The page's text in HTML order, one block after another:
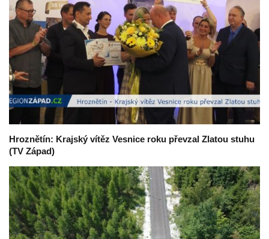
Hroznětín: Krajský vítěz Vesnice roku převzal Zlatou stuhu
(TV Západ)